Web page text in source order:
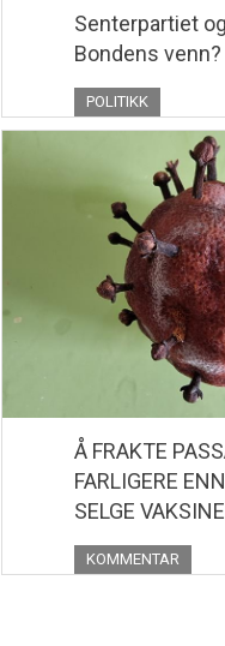
Senterpartiet
Bondens venn?
POLITIKK
Å FRAKTE
FARLIGERE
SELGE
KOMMENTAR